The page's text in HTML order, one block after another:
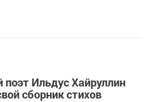
Ильдус Хайруллин
сборник стихов